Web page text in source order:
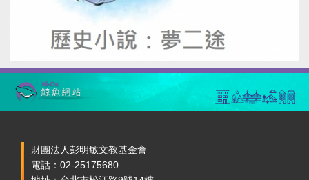
財團法人彭明敏文教基金會
電話：02-25175680